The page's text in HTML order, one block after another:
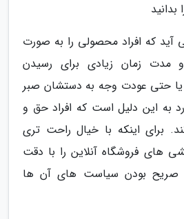
که افراد محصولی را به صورت
مدت زمان زیادی برای رسیدن
حتی عودت وجه به دستشان صبر
به این دلیل است که افراد حق و
برای اینکه با خیال راحت تری
های فروشگاه آنلاین را با دقت
صریح بودن سیاست های آن ها